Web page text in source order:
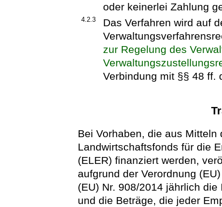
oder keinerlei Zahlung
4.2.3
Das Verfahren wird auf
zur Regelung des
Verbindung mit §§ 48 ff.
Bei Vorhaben, die aus Mitteln
Landwirtschaftsfonds für die
(ELER) finanziert werden,
aufgrund der Verordnung
(EU) Nr. 908/2014 jährlich
und die Beträge, die jeder